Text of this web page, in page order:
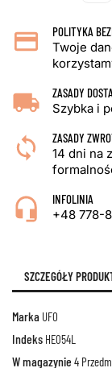
POLITYKA
Twoje
ZASADY
Szybka i
ZASADY
14 dni na
INFOLINIA
+48 778-
SZCZEGÓŁY
Marka UFO
Indeks HE054L
W magazynie 4